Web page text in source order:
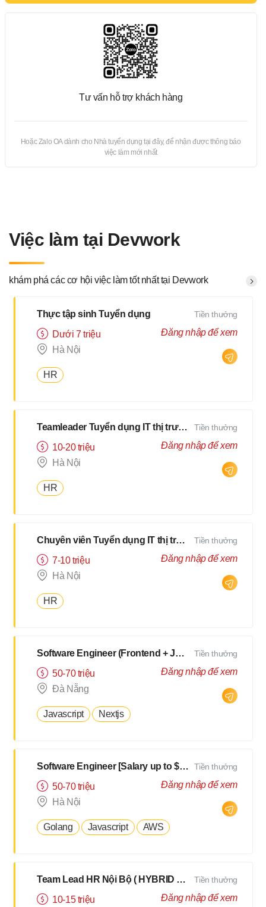
Tư vấn hỗ trợ khách hàng
Hoặc Zalo OA dành cho Nhà tuyển dụng tại đây, để nhận được thông báo
việc làm mới nhất
Việc làm tại Devwork
khám phá các cơ hội việc làm tốt nhất tại Devwork
Thực tập sinh Tuyển dụng
Dưới 7 triệu
Hà Nội
HR
Tiền thưởng
Đăng nhập để xem
Teamleader Tuyển dụng IT thị trường Nhật
10-20 triệu
Hà Nội
HR
Tiền thưởng
Đăng nhập để xem
Chuyên viên Tuyển dụng IT thị trường Nhật
7-10 triệu
Hà Nội
HR
Tiền thưởng
Đăng nhập để xem
Software Engineer (Frontend + Javascript) [Salary up to $3000]
50-70 triệu
Đà Nẵng
Javascript Nextjs
Tiền thưởng
Đăng nhập để xem
Software Engineer [Salary up to $3000]
50-70 triệu
Hà Nội
Golang Javascript AWS
Tiền thưởng
Đăng nhập để xem
Team Lead HR Nội Bộ ( HYBRID 2Buổi/Tuần )
10-15 triệu
Tiền thưởng
Đăng nhập để xem